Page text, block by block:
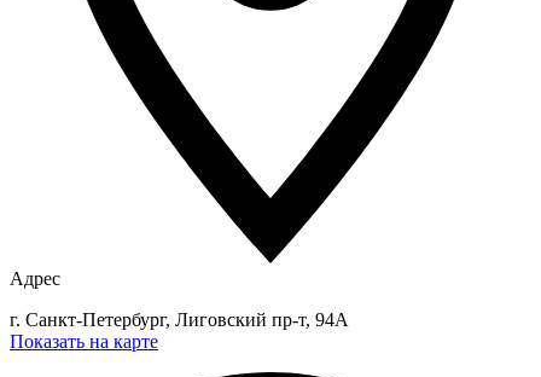
Адрес
г. Санкт-Петербург, Лиговский пр-т, 94А
Показать на карте